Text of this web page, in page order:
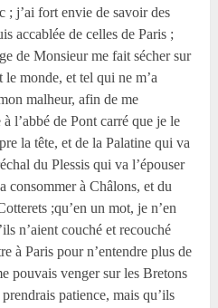
; j’ai fort envie de savoir des
accablée de celles de Paris ;
de Monsieur me fait sécher sur
monde, et tel qui ne m’a
malheur, afin de me
l’abbé de Pont carré que je le
la tête, et de la Palatine qui va
du Plessis qui va l’épouser
consommer à Châlons, et du
;qu’en un mot, je n’en
n’aient couché et recouché
à Paris pour n’entendre plus de
pouvais venger sur les Bretons
patience, mais qu’ils